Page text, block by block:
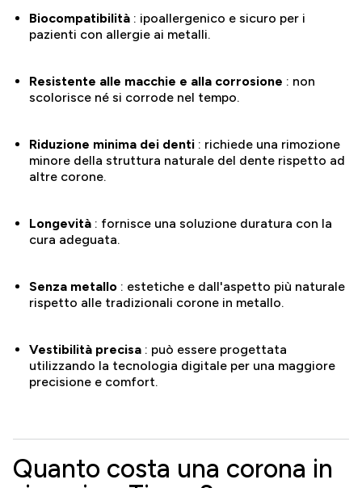
Biocompatibilità : ipoallergenico e sicuro per i
pazienti con allergie ai metalli.
Resistente alle macchie e alla corrosione : non
scolorisce né si corrode nel tempo.
Riduzione minima dei denti : richiede una rimozione
minore della struttura naturale del dente rispetto ad
altre corone.
Longevità : fornisce una soluzione duratura con la
cura adeguata.
Senza metallo : estetiche e dall'aspetto più naturale
rispetto alle tradizionali corone in metallo.
Vestibilità precisa : può essere progettata
utilizzando la tecnologia digitale per una maggiore
precisione e comfort.
Quanto costa una corona in